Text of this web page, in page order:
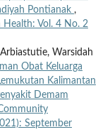
Pontianak ,
Vol. 4 No. 2
Warsidah
Obat Keluarga
Kalimantan
Demam
September